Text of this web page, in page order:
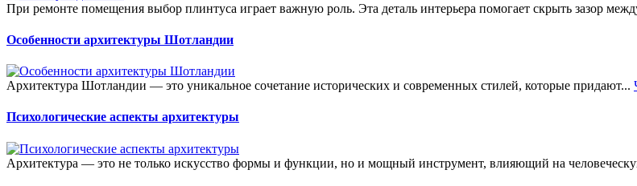
При ремонте помещения выбор плинтуса играет важную роль. Эта деталь интерьера помогает скрыть зазор
Особенности архитектуры Шотландии
Архитектура Шотландии — это уникальное сочетание исторических и современных стилей, которые придают...
Психологические аспекты архитектуры
Архитектура — это не только искусство формы и функции, но и мощный инструмент, влияющий на